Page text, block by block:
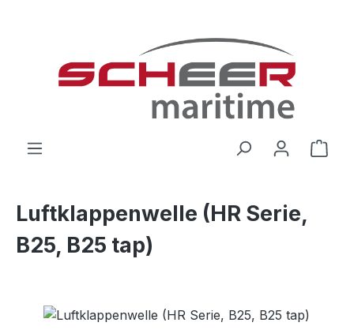
Luftklappenwelle (HR Serie,
B25, B25 tap)
Bildergalerie überspringen